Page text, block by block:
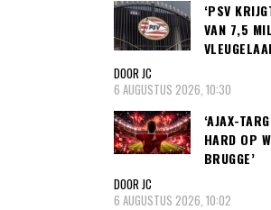
‘PSV
VAN 7,5
DOOR JC
6 AUGUSTUS 2026, 10:30
‘AJAX-
HARD OP
BRUGGE’
DOOR JC
6 AUGUSTUS 2026, 10:02